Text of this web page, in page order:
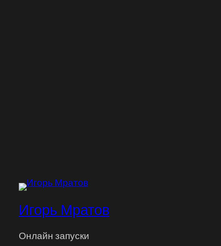
Игорь Мратов
Онлайн запуски